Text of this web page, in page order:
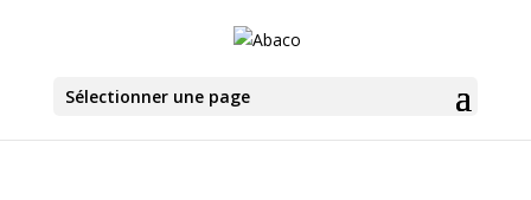
Sélectionner une page